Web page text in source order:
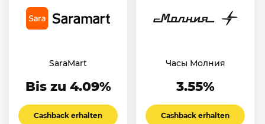
SaraMart
Bis zu 4.09%
Cashback erhalten
Часы Молния
3.55%
Cashback erhalten